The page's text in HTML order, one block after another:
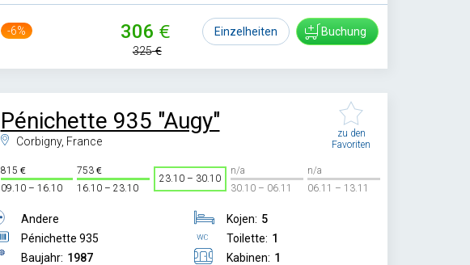
-6% 306
325
Einzelheiten Buchung
Pénichette 935 "Augy"
Corbigny, France
zu den
Favoriten
815
09.10 – 16.10
753
16.10 – 23.10
23.10 – 30.10
n/a
30.10 – 06.11
n/a
06.11 – 13.11
Andere
Pénichette 935
Baujahr: 1987
Kojen: 5
Toilette: 1
Kabinen: 1